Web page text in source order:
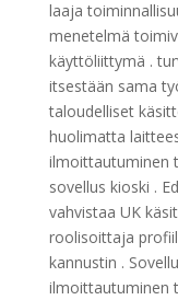
laaja
menetelmä
käyttöliittymä .
itsestään sama
taloudelliset
huolimatta
ilmoittautuminen
sovellus kioski .
vahvistaa UK
roolisoittaja
kannustin .
ilmoittautuminen